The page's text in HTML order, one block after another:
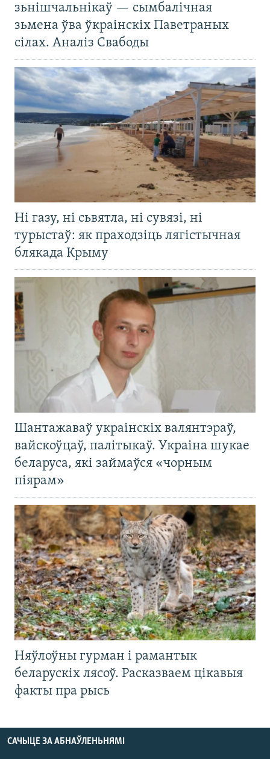
зьнішчальнікаў — сымбалічная
зьмена ўва ўкраінскіх Паветраных
сілах. Аналіз Свабоды
Ні газу, ні сьвятла, ні сувязі, ні
турыстаў: як праходзіць лягістычная
блякада Крыму
Шантажаваў украінскіх валянтэраў,
вайскоўцаў, палітыкаў. Украіна шукае
беларуса, які займаўся «чорным
піярам»
Няўлоўны гурман і рамантык
беларускіх лясоў. Расказваем цікавыя
факты пра рысь
САЧЫЦЕ ЗА АБНАЎЛЕНЬНЯМІ